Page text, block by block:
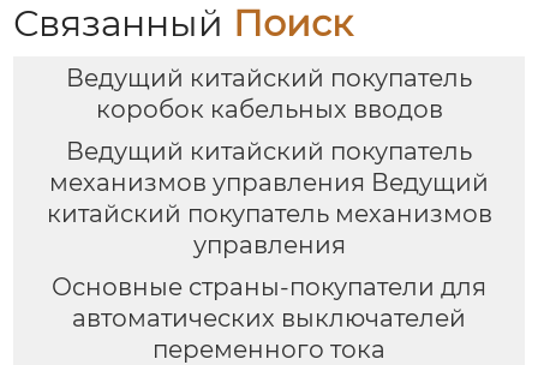
Связанный Поиск
Ведущий китайский покупатель
коробок кабельных вводов
Ведущий китайский покупатель
механизмов управления Ведущий
китайский покупатель механизмов
управления
Основные страны-покупатели для
автоматических выключателей
переменного тока